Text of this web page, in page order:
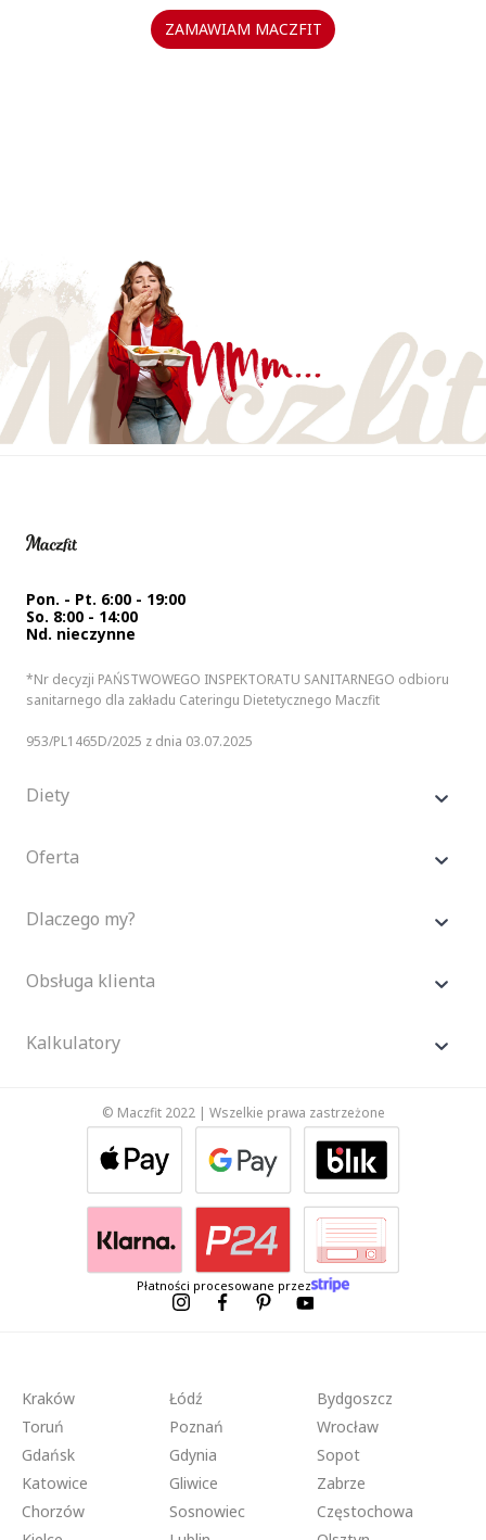
ZAMAWIAM MACZFIT
Pon. - Pt. 6:00 - 19:00
So. 8:00 - 14:00
Nd. nieczynne
*Nr decyzji PAŃSTWOWEGO INSPEKTORATU SANITARNEGO odbioru
sanitarnego dla zakładu Cateringu Dietetycznego Maczfit
953/PL1465D/2025 z dnia 03.07.2025
Diety
Oferta
Dlaczego my?
Obsługa klienta
Kalkulatory
© Maczfit 2022 | Wszelkie prawa zastrzeżone
Płatności procesowane przez
Kraków Łódź
Bydgoszcz
Toruń
Poznań
Wrocław
Gdańsk
Gdynia
Sopot
Katowice
Gliwice
Zabrze
Chorzów
Sosnowiec
Częstochowa